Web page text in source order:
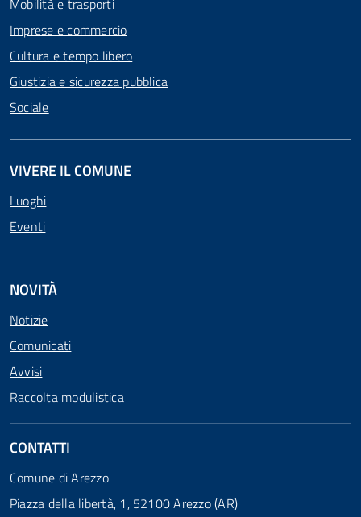
Mobilità e trasporti
Imprese e commercio
Cultura e tempo libero
Giustizia e sicurezza pubblica
Sociale
VIVERE IL COMUNE
Luoghi
Eventi
NOVITÀ
Notizie
Comunicati
Avvisi
Raccolta modulistica
CONTATTI
Comune di Arezzo
Piazza della libertà, 1, 52100 Arezzo (AR)